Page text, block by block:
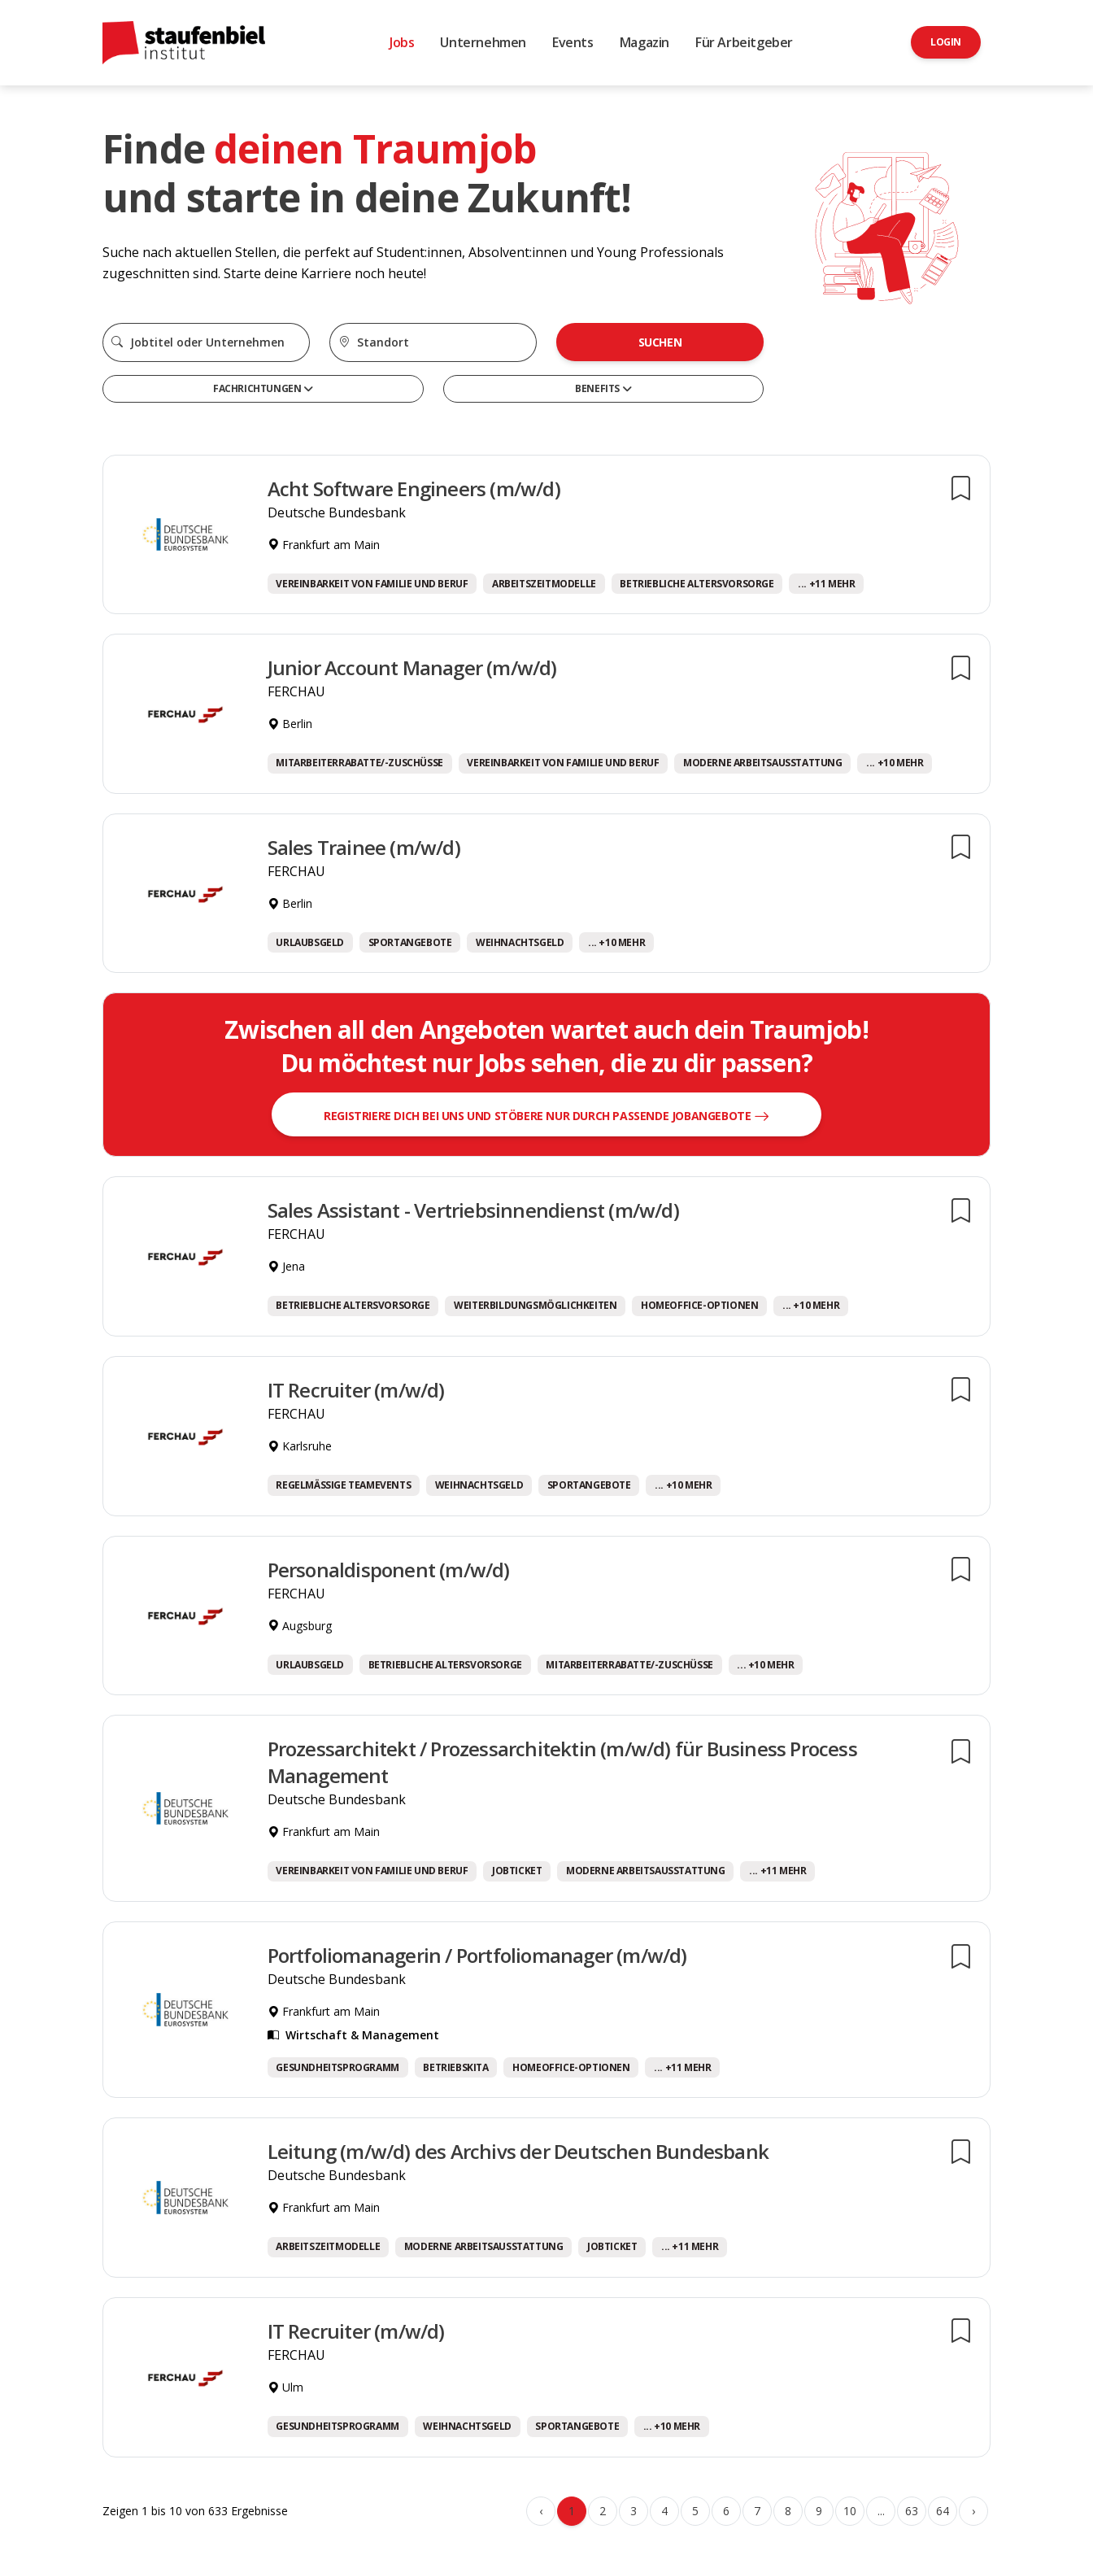
Jobs Unternehmen Events Magazin Für Arbeitgeber LOGIN
Finde deinen Traumjob
und starte in deine Zukunft!
Suche nach aktuellen Stellen, die perfekt auf Student:innen, Absolvent:innen und Young Professionals
zugeschnitten sind. Starte deine Karriere noch heute!
SUCHEN
FACHRICHTUNGEN
Gesellschafts- & Sozialwissenschaften
Informatik
Ingenieurwesen & Technik
Medien, Kommunikation & Marketing
Naturwissenschaften & Mathematik
Wirtschaft & Management
BENEFITS
13tes Monatsgehalt
Arbeitszeitmodelle
Betriebliche Altersvorsorge
Diensthandy
Entwicklungsmöglichkeiten
Mitarbeiterrabatte/-zuschüsse
Mobiles Arbeiten
Mobilitätsbudget
Moderne Arbeitsausstattung
Offene Feedbackkultur
Provision
Sportangebote
Unbefristete Arbeitsverträge
Acht Software Engineers (m/w/d)
Deutsche Bundesbank
Frankfurt am Main
VEREINBARKEIT VON FAMILIE UND BERUF ARBEITSZEITMODELLE BETRIEBLICHE ALTERSVORSORGE ... +11 MEHR
Junior Account Manager (m/w/d)
FERCHAU
Berlin
MITARBEITERRABATTE/-ZUSCHÜSSE VEREINBARKEIT VON FAMILIE UND BERUF MODERNE ARBEITSAUSSTATTUNG ... +10 MEHR
Sales Trainee (m/w/d)
FERCHAU
Berlin
URLAUBSGELD SPORTANGEBOTE WEIHNACHTSGELD ... +10 MEHR
Zwischen all den Angeboten wartet auch dein Traumjob!
Du möchtest nur Jobs sehen, die zu dir passen?
REGISTRIERE DICH BEI UNS UND STÖBERE NUR DURCH PASSENDE JOBANGEBOTE
Sales Assistant - Vertriebsinnendienst (m/w/d)
FERCHAU
Jena
BETRIEBLICHE ALTERSVORSORGE WEITERBILDUNGSMÖGLICHKEITEN HOMEOFFICE-OPTIONEN ... +10 MEHR
IT Recruiter (m/w/d)
FERCHAU
Karlsruhe
REGELMÄSSIGE TEAMEVENTS WEIHNACHTSGELD SPORTANGEBOTE ... +10 MEHR
Personaldisponent (m/w/d)
FERCHAU
Augsburg
URLAUBSGELD BETRIEBLICHE ALTERSVORSORGE MITARBEITERRABATTE/-ZUSCHÜSSE ... +10 MEHR
Prozessarchitekt / Prozessarchitektin (m/w/d) für Business Process
Management
Deutsche Bundesbank
Frankfurt am Main
VEREINBARKEIT VON FAMILIE UND BERUF JOBTICKET MODERNE ARBEITSAUSSTATTUNG ... +11 MEHR
Portfoliomanagerin / Portfoliomanager (m/w/d)
Deutsche Bundesbank
Frankfurt am Main
Wirtschaft & Management
GESUNDHEITSPROGRAMM BETRIEBSKITA HOMEOFFICE-OPTIONEN ... +11 MEHR
Leitung (m/w/d) des Archivs der Deutschen Bundesbank
Deutsche Bundesbank
Frankfurt am Main
ARBEITSZEITMODELLE MODERNE ARBEITSAUSSTATTUNG JOBTICKET ... +11 MEHR
IT Recruiter (m/w/d)
FERCHAU
Ulm
GESUNDHEITSPROGRAMM WEIHNACHTSGELD SPORTANGEBOTE ... +10 MEHR
Zeigen 1 bis 10 von 633 Ergebnisse ‹ 1 2 3 4 5 6 7 8 9 10 ... 63 64 ›